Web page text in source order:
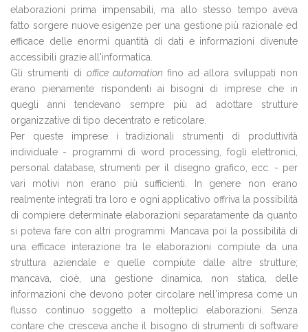
elaborazioni prima impensabili, ma allo stesso tempo aveva
fatto sorgere nuove esigenze per una gestione più razionale ed
efficace delle enormi quantità di dati e informazioni divenute
accessibili grazie all'informatica.
Gli strumenti di office automation fino ad allora sviluppati non
erano pienamente rispondenti ai bisogni di imprese che in
quegli anni tendevano sempre più ad adottare strutture
organizzative di tipo decentrato e reticolare.
Per queste imprese i tradizionali strumenti di produttività
individuale - programmi di word processing, fogli elettronici,
personal database, strumenti per il disegno grafico, ecc. - per
vari motivi non erano più sufficienti. In genere non erano
realmente integrati tra loro e ogni applicativo offriva la possibilità
di compiere determinate elaborazioni separatamente da quanto
si poteva fare con altri programmi. Mancava poi la possibilità di
una efficace interazione tra le elaborazioni compiute da una
struttura aziendale e quelle compiute dalle altre strutture;
mancava, cioè, una gestione dinamica, non statica, delle
informazioni che devono poter circolare nell'impresa come un
flusso continuo soggetto a molteplici elaborazioni. Senza
contare che cresceva anche il bisogno di strumenti di software